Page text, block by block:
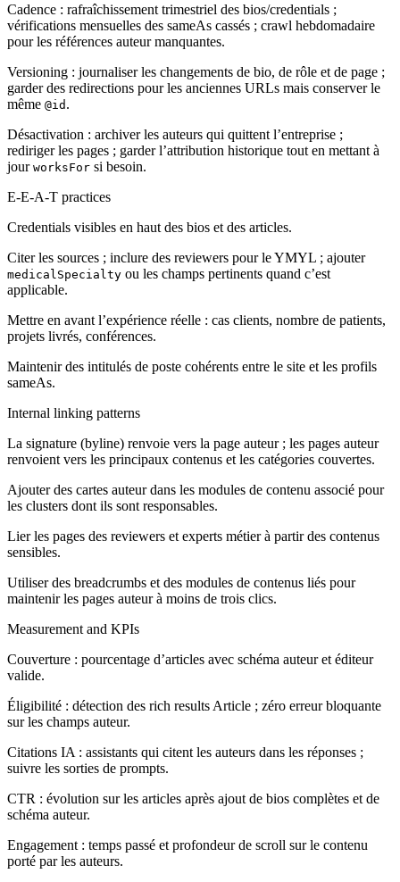
Cadence : rafraîchissement trimestriel des bios/credentials ;
vérifications mensuelles des sameAs cassés ; crawl hebdomadaire
pour les références auteur manquantes.
Versioning : journaliser les changements de bio, de rôle et de page ;
garder des redirections pour les anciennes URLs mais conserver le
même @id .
Désactivation : archiver les auteurs qui quittent l’entreprise ;
rediriger les pages ; garder l’attribution historique tout en mettant à
jour worksFor si besoin.
E-E-A-T practices
Credentials visibles en haut des bios et des articles.
Citer les sources ; inclure des reviewers pour le YMYL ; ajouter
medicalSpecialty ou les champs pertinents quand c’est
applicable.
Mettre en avant l’expérience réelle : cas clients, nombre de patients,
projets livrés, conférences.
Maintenir des intitulés de poste cohérents entre le site et les profils
sameAs.
Internal linking patterns
La signature (byline) renvoie vers la page auteur ; les pages auteur
renvoient vers les principaux contenus et les catégories couvertes.
Ajouter des cartes auteur dans les modules de contenu associé pour
les clusters dont ils sont responsables.
Lier les pages des reviewers et experts métier à partir des contenus
sensibles.
Utiliser des breadcrumbs et des modules de contenus liés pour
maintenir les pages auteur à moins de trois clics.
Measurement and KPIs
Couverture : pourcentage d’articles avec schéma auteur et éditeur
valide.
Éligibilité : détection des rich results Article ; zéro erreur bloquante
sur les champs auteur.
Citations IA : assistants qui citent les auteurs dans les réponses ;
suivre les sorties de prompts.
CTR : évolution sur les articles après ajout de bios complètes et de
schéma auteur.
Engagement : temps passé et profondeur de scroll sur le contenu
porté par les auteurs.